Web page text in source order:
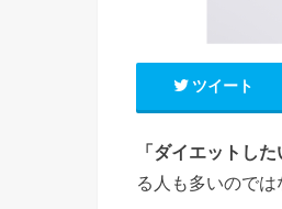
ツイート
「ダイエットし
る人も多いのでは